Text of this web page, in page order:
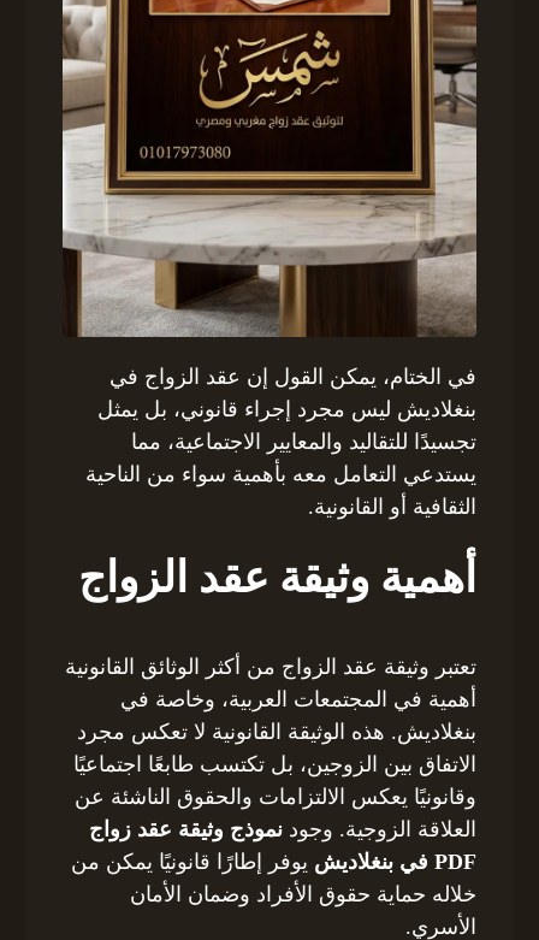
في الختام، يمكن القول إن عقد الزواج في
بنغلاديش ليس مجرد إجراء قانوني، بل يمثل
تجسيدًا للتقاليد والمعايير الاجتماعية، مما
يستدعي التعامل معه بأهمية سواء من الناحية
الثقافية أو القانونية.
أهمية وثيقة عقد الزواج
تعتبر وثيقة عقد الزواج من أكثر الوثائق القانونية
أهمية في المجتمعات العربية، وخاصة في
بنغلاديش. هذه الوثيقة القانونية لا تعكس مجرد
الاتفاق بين الزوجين، بل تكتسب طابعًا اجتماعيًا
وقانونيًا يعكس الالتزامات والحقوق الناشئة عن
العلاقة الزوجية. وجودنموذج وثيقة عقد زواج
PDF في بنغلاديش
يوفر إطارًا قانونيًا يمكن من
خلاله حماية حقوق الأفراد وضمان الأمان
الأسري.